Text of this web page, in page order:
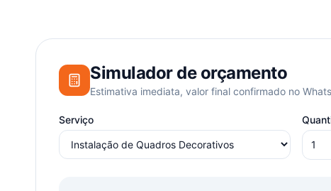
Simulador de orçamento
Estimativa imediata, valor final confirmado no
Serviço